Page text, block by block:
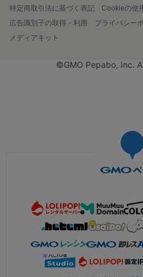
特定商取引法に基づく表記
Cookieの使
広告識別子の取得・利用
プライバシー
メディアキット
©GMO Pepabo, Inc.